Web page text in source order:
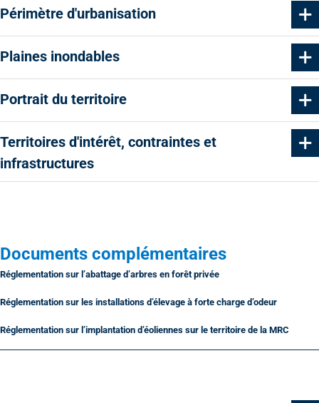
Périmètre d'urbanisation
Plaines inondables
Portrait du territoire
Territoires d'intérêt, contraintes et
infrastructures
Documents complémentaires
Réglementation sur l’abattage d’arbres en forêt privée
Réglementation sur les installations d’élevage à forte charge d’odeur
Réglementation sur l’implantation d’éoliennes sur le territoire de la MRC